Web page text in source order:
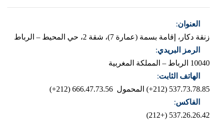
العنوان:
زنقة دكار، إقامة بسمة (عمارة 7)، شقة 2، حي المحيط – الرباط
الرمز البريدي:
10040 الرباط – المملكة المغربية
الهاتف الثابت:
537.73.78.85 (212+)
المحمول 666.47.73.56 (212+)
الفاكس:
537.26.26.42 (+212)